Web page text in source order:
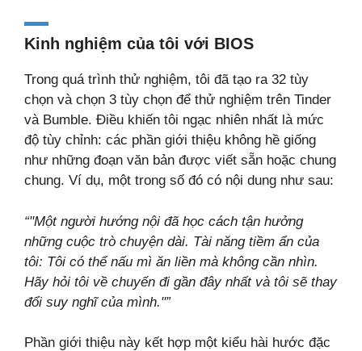
Kinh nghiệm của tôi với BIOS
Trong quá trình thử nghiệm, tôi đã tạo ra 32 tùy
chọn và chọn 3 tùy chọn để thử nghiệm trên Tinder
và Bumble. Điều khiến tôi ngạc nhiên nhất là mức
độ tùy chỉnh: các phần giới thiệu không hề giống
như những đoạn văn bản được viết sẵn hoặc chung
chung. Ví dụ, một trong số đó có nội dung như sau:
“"Một người hướng nội đã học cách tận hưởng
những cuộc trò chuyện dài. Tài năng tiềm ẩn của
tôi: Tôi có thể nấu mì ăn liền mà không cần nhìn.
Hãy hỏi tôi về chuyến đi gần đây nhất và tôi sẽ thay
đổi suy nghĩ của mình."”
Phần giới thiệu này kết hợp một kiểu hài hước đặc